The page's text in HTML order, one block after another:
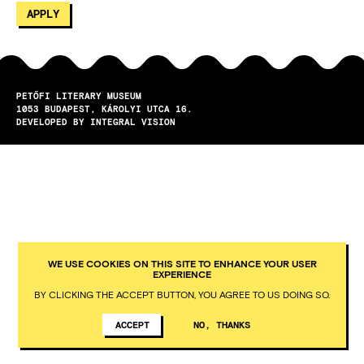
PETŐFI LITERARY MUSEUM
1053
BUDAPEST
KÁROLYI UTCA 16.
DEVELOPED BY INTEGRAL VISION
WE USE COOKIES ON THIS SITE TO ENHANCE YOUR USER
EXPERIENCE
BY CLICKING THE ACCEPT BUTTON, YOU AGREE TO US DOING SO.
ACCEPT NO, THANKS